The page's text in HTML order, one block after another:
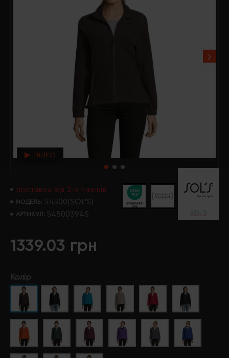
ВІДЕО
поставка від 2-х тижнів
МОДЕЛЬ: 54500(SOL’S)
АРТИКУЛ: 54500394S SOL’S
1339.03 грн
Колір